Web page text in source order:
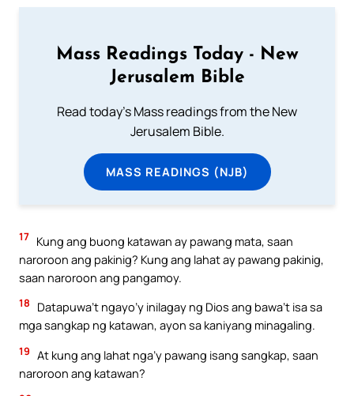
Mass Readings Today - New
Jerusalem Bible
Read today's Mass readings from the New
Jerusalem Bible.
MASS READINGS (NJB)
17 Kung ang buong katawan ay pawang mata, saan
naroroon ang pakinig? Kung ang lahat ay pawang pakinig,
saan naroroon ang pangamoy.
18
Datapuwa’t ngayo’y inilagay ng Dios ang bawa’t isa sa
mga sangkap ng katawan, ayon sa kaniyang minagaling.
19 At kung ang lahat nga’y pawang isang sangkap, saan
naroroon ang katawan?